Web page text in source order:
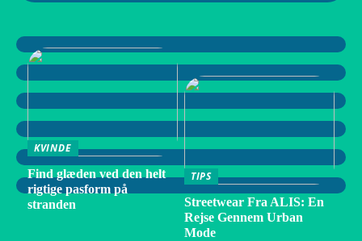
KVINDE
Find glæden ved den helt
rigtige pasform på
stranden
TIPS
Streetwear Fra ALIS: En
Rejse Gennem Urban
Mode